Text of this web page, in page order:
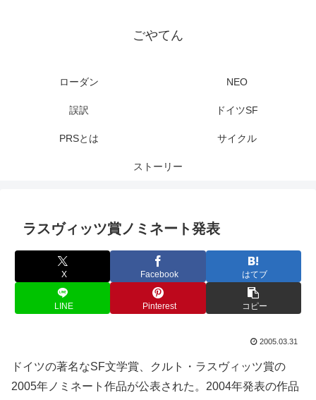
ごやてん
ローダン NEO
誤訳 ドイツSF
PRSとは サイクル
ストーリー
ラスヴィッツ賞ノミネート発表
X Facebook はてブ
LINE Pinterest コピー
2005.03.31
ドイツの著名なSF文学賞、クルト・ラスヴィッツ賞の
2005年ノミネート作品が公表された。2004年発表の作品